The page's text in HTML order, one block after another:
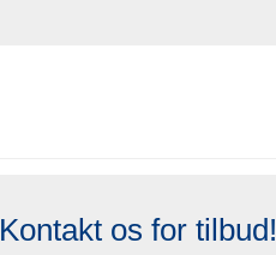
Kontakt os for tilbud!